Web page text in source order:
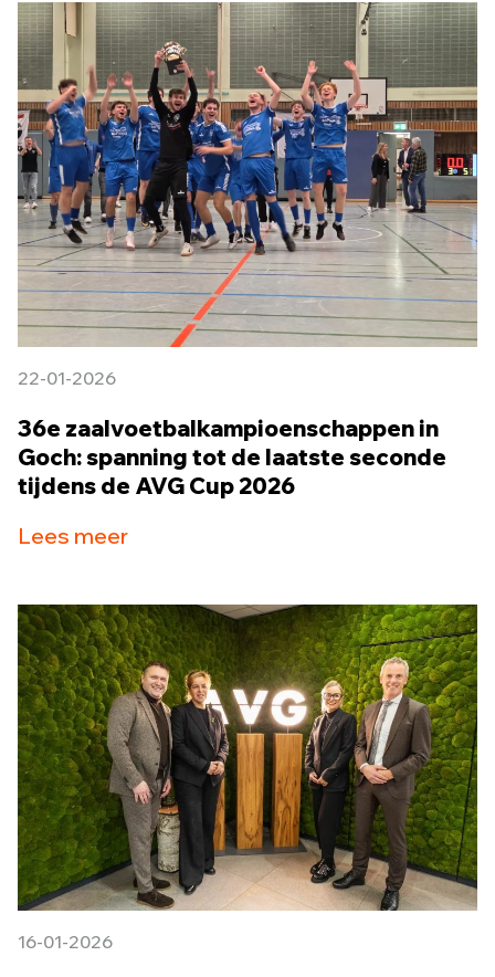
22-01-2026
36e zaalvoetbalkampioenschappen in
Goch: spanning tot de laatste seconde
tijdens de AVG Cup 2026
Lees meer
16-01-2026